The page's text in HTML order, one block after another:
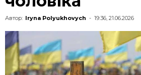
Автор: Iryna Polyukhovych - 19:36, 21.06.2026